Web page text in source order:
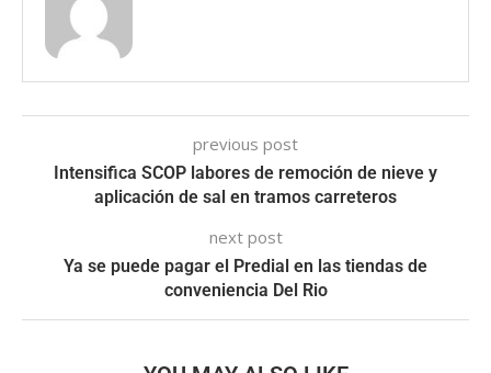
previous post
Intensifica SCOP labores de remoción de nieve y
aplicación de sal en tramos carreteros
next post
Ya se puede pagar el Predial en las tiendas de
conveniencia Del Rio